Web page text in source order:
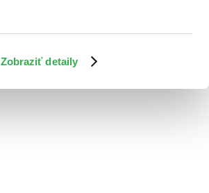
Zobraziť detaily